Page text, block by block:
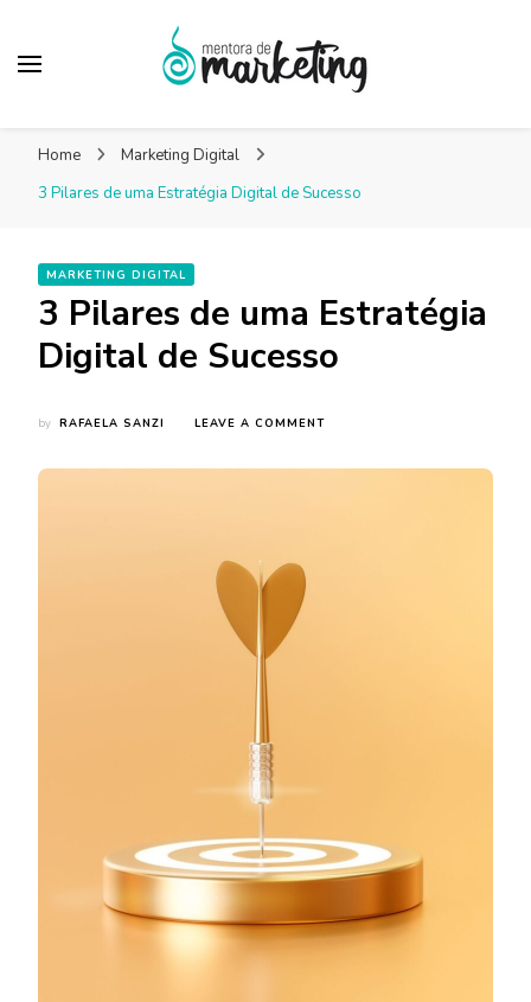
Marketing – Blog
Marketing Facilitado
Home
Marketing Digital
3 Pilares de uma Estratégia Digital de Sucesso
MARKETING DIGITAL
3 Pilares de uma Estratégia
Digital de Sucesso
by RAFAELA SANZI LEAVE A COMMENTON